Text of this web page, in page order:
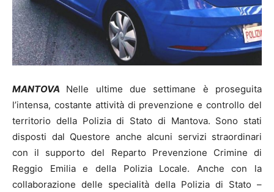
MANTOVA Nelle ultime due settimane è proseguita
l’intensa, costante attività di prevenzione e controllo del
territorio della Polizia di Stato di Mantova. Sono stati
disposti dal Questore anche alcuni servizi straordinari
con il supporto del Reparto Prevenzione Crimine di
Reggio Emilia e della Polizia Locale. Anche con la
collaborazione delle specialità della Polizia di Stato –